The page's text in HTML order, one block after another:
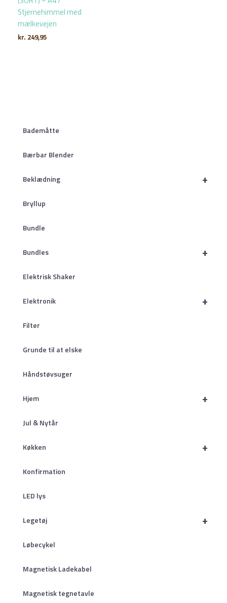
Bademåtte
Bærbar Blender
+
Beklædning
Bryllup
Bundle
+
Bundles
Elektrisk Shaker
+
Elektronik
Filter
Grunde til at elske
Håndstøvsuger
+
Hjem
Jul & Nytår
+
Køkken
Konfirmation
LED lys
+
Legetøj
Løbecykel
Magnetisk Ladekabel
Magnetisk tegnetavle
Stjernehimmel med
mælkevejen
kr. 249,95